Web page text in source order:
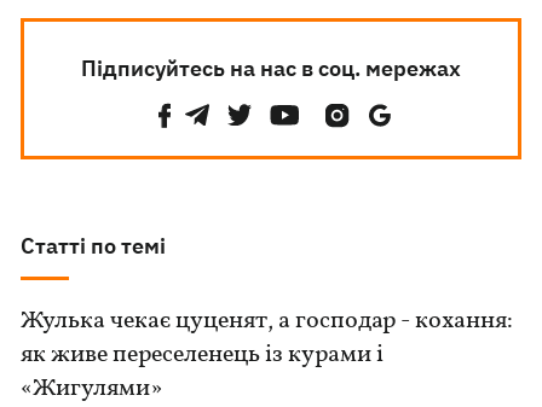
Підписуйтесь на нас в соц. мережах
Статті по темі
Жулька чекає цуценят, а господар - кохання:
як живе переселенець із курами і
«Жигулями»